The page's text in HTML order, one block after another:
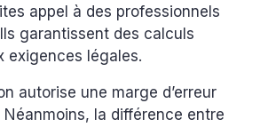
appel à des professionnels
garantissent des calculs
exigences légales.
autorise une marge d’erreur
la différence entre